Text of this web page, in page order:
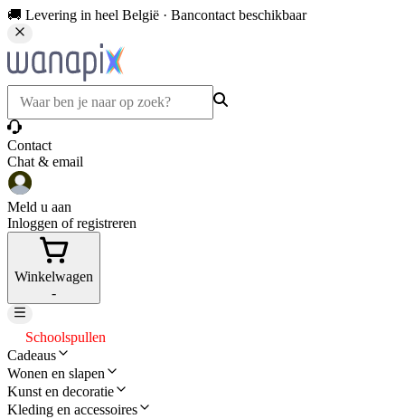
🚚 Levering in heel België · Bancontact beschikbaar
Contact
Chat & email
Meld u aan
Inloggen of registreren
Winkelwagen
-
Schoolspullen
Cadeaus
Wonen en slapen
Kunst en decoratie
Kleding en accessoires